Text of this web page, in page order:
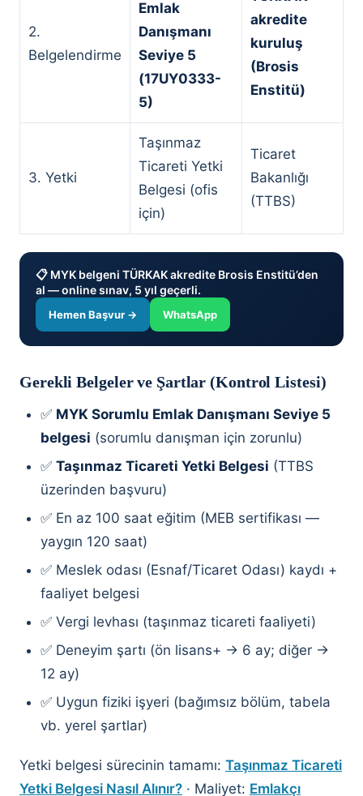
2.
Belgelendirme
Emlak
Danışmanı
Seviye 5
(17UY0333-
5)
akredite
kuruluş
(Brosis
Enstitü)
3. Yetki
Taşınmaz
Ticareti Yetki
Belgesi (ofis
için)
Ticaret
Bakanlığı
(TTBS)
📋 MYK belgeni TÜRKAK akredite Brosis Enstitü’den
al — online sınav, 5 yıl geçerli.
Hemen Başvur → WhatsApp
Gerekli Belgeler ve Şartlar (Kontrol Listesi)
✅ MYK Sorumlu Emlak Danışmanı Seviye 5
belgesi (sorumlu danışman için zorunlu)
✅ Taşınmaz Ticareti Yetki Belgesi (TTBS
üzerinden başvuru)
✅ En az 100 saat eğitim (MEB sertifikası —
yaygın 120 saat)
✅ Meslek odası (Esnaf/Ticaret Odası) kaydı +
faaliyet belgesi
✅ Vergi levhası (taşınmaz ticareti faaliyeti)
✅ Deneyim şartı (ön lisans+ → 6 ay; diğer →
12 ay)
✅ Uygun fiziki işyeri (bağımsız bölüm, tabela
vb. yerel şartlar)
Yetki belgesi sürecinin tamamı: Taşınmaz Ticareti
Yetki Belgesi Nasıl Alınır? · Maliyet: Emlakçı